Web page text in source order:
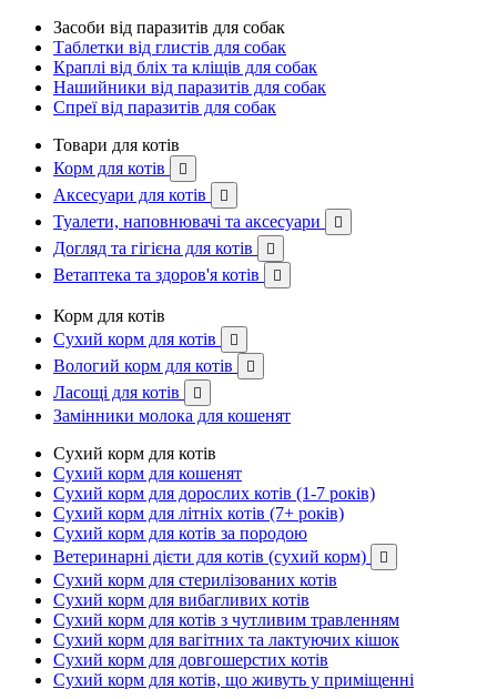
Засоби від паразитів для собак
Таблетки від глистів для собак
Краплі від бліх та кліщів для собак
Нашийники від паразитів для собак
Спреї від паразитів для собак
Товари для котів
Корм для котів

Аксесуари для котів 
Туалети, наповнювачі та аксесуари 
Догляд та гігієна для котів 
Ветаптека та здоров'я котів 
Корм для котів
Сухий корм для котів

Вологий корм для котів 
Ласощі для котів 
Замінники молока для кошенят
Сухий корм для котів
Сухий корм для кошенят
Сухий корм для дорослих котів (1-7 років)
Сухий корм для літніх котів (7+ років)
Сухий корм для котів за породою
Ветеринарні дієти для котів (сухий корм)

Сухий корм для стерилізованих котів
Сухий корм для вибагливих котів
Сухий корм для котів з чутливим травленням
Сухий корм для вагітних та лактуючих кішок
Сухий корм для довгошерстих котів
Сухий корм для котів, що живуть у приміщенні